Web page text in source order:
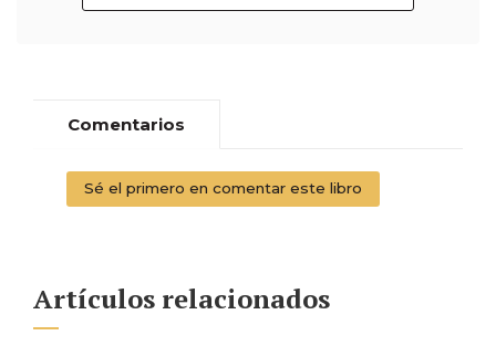
Comentarios
Sé el primero en comentar este libro
Artículos relacionados